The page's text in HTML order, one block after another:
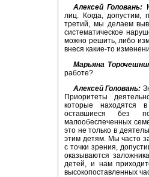
Алексей Головань:
лиц. Когда, допустим,
третий, мы делаем
систематическое
можно решить, либо
внеся какие-то
Марьяна
работе?
Алексей Головань:
Приоритеты
которые находятся
оставшиеся без
малообеспеченных
это не только в
этим детям. Мы часто
с точки зрения,
оказываются
детей, и нам
высокопоставленных